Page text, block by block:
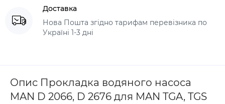
Доставка
Нова Пошта згідно тарифам перевізника по
Україні 1-3 дні
Опис Прокладка водяного насоса
MAN D 2066, D 2676 для MAN TGA, TGS